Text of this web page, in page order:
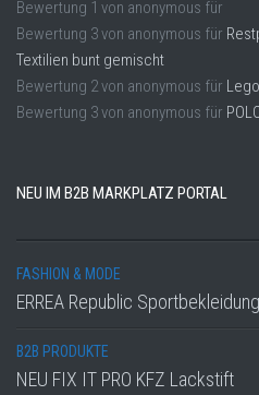
Bewertung 1 von anonymous für
Bewertung 3von anonymous für
Textilien bunt gemischt
Bewertung 2von anonymous für
Bewertung 3von anonymous für
NEU IM B2B MARKPLATZ PORTAL
FASHION & MODE
ERREA Republic
B2B PRODUKTE
NEU FIX IT PRO KFZ Lackstift